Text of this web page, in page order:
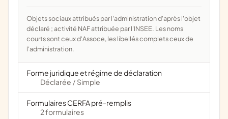
Objets sociaux attribués par l'administration d'après l'objet
déclaré ; activité NAF attribuée par l'INSEE. Les noms
courts sont ceux d'Assoce, les libellés complets ceux de
l'administration.
Forme juridique et régime de déclaration
Déclarée / Simple
Formulaires CERFA pré-remplis
2 formulaires